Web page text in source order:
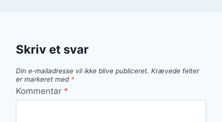
Skriv et svar
Din e-mailadresse vil ikke blive publiceret. Krævede felter
er markeret med *
Kommentar *